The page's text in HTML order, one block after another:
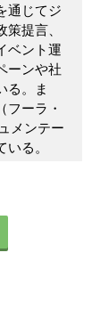
通じてジ
提言、
ベント運
ーンや社
る。ま
フーラ・
メンテー
る。